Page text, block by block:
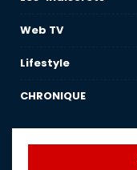
Web TV
Lifestyle
CHRONIQUE